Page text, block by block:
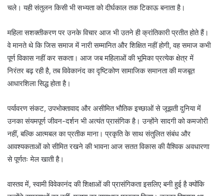
चले। यही संतुलन किसी भी सभ्यता को दीर्घकाल तक टिकाऊ बनाता है।
महिला सशक्तीकरण पर उनके विचार आज भी उतने ही क्रांतिकारी प्रतीत होते हैं।
वे मानते थे कि जिस समाज में नारी सम्मानित और शिक्षित नहीं होगी, वह समाज कभी
पूर्ण विकास नहीं कर सकता। आज जब महिलाओं की भूमिका प्रत्येक क्षेत्र में
निरंतर बढ़ रही है, तब विवेकानंद का दृष्टिकोण सामाजिक समानता की मजबूत
आधारशिला सिद्ध होता है।
पर्यावरण संकट, उपभोक्तावाद और असीमित भौतिक इच्छाओं से जूझती दुनिया में
उनका संयमपूर्ण जीवन-दर्शन भी अत्यंत प्रासंगिक है। उन्होंने सादगी को कमजोरी
नहीं, बल्कि आत्मबल का प्रतीक माना। प्रकृति के साथ संतुलित संबंध और
आवश्यकताओं को सीमित रखने की भावना आज सतत विकास की वैश्विक अवधारणा
से पूर्णतः मेल खाती है।
वास्तव में, स्वामी विवेकानंद की शिक्षाओं की प्रासंगिकता इसलिए बनी हुई है क्योंकि